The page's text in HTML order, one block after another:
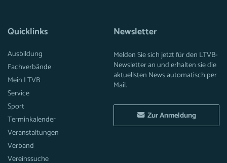
Quicklinks
Ausbildung
Fachverbände
Mein LTVB
Service
Sport
Terminkalender
Veranstaltungen
Verband
Vereinssuche
Newsletter
Melden Sie sich jetzt für den LTVB-
Newsletter an und erhalten sie die
aktuellsten News automatisch per
Mail.
Zur Anmeldung